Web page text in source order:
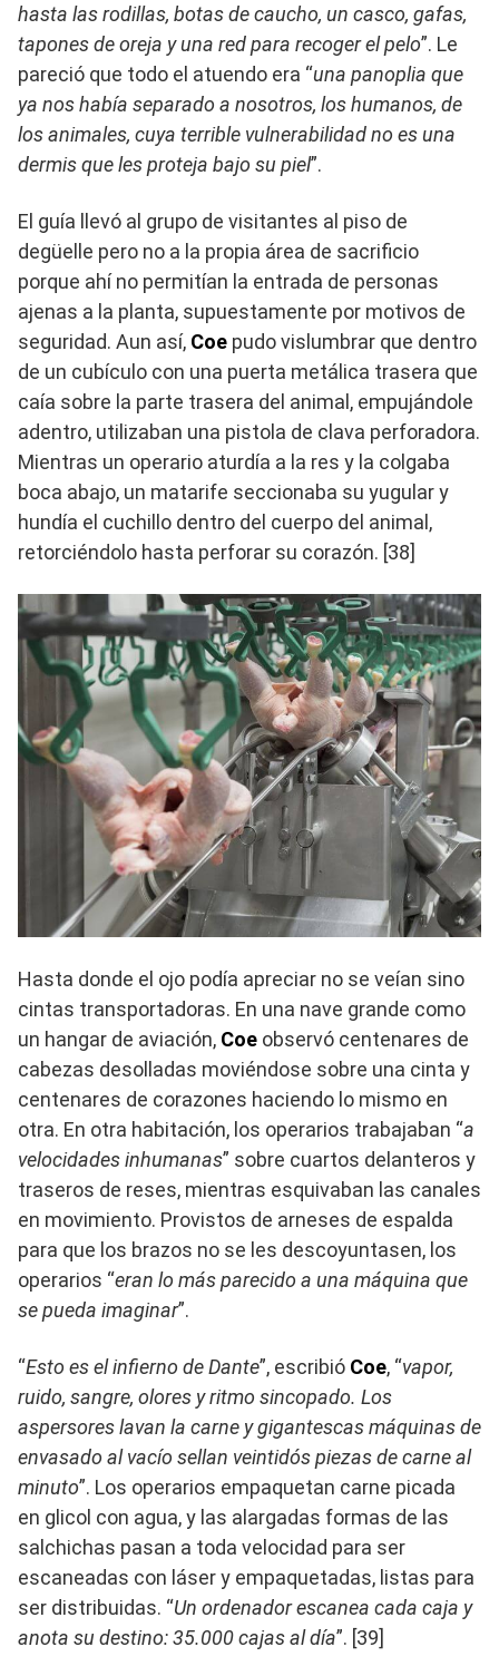
hasta las rodillas, botas de caucho, un casco, gafas,
tapones de oreja y una red para recoger el pelo”. Le
pareció que todo el atuendo era “una panoplia que
ya nos había separado a nosotros, los humanos, de
los animales, cuya terrible vulnerabilidad no es una
dermis que les proteja bajo su piel”.
El guía llevó al grupo de visitantes al piso de
degüelle pero no a la propia área de sacrificio
porque ahí no permitían la entrada de personas
ajenas a la planta, supuestamente por motivos de
seguridad. Aun así, Coe pudo vislumbrar que dentro
de un cubículo con una puerta metálica trasera que
caía sobre la parte trasera del animal, empujándole
adentro, utilizaban una pistola de clava perforadora.
Mientras un operario aturdía a la res y la colgaba
boca abajo, un matarife seccionaba su yugular y
hundía el cuchillo dentro del cuerpo del animal,
retorciéndolo hasta perforar su corazón. [38]
Hasta donde el ojo podía apreciar no se veían sino
cintas transportadoras. En una nave grande como
un hangar de aviación, Coe observó centenares de
cabezas desolladas moviéndose sobre una cinta y
centenares de corazones haciendo lo mismo en
otra. En otra habitación, los operarios trabajaban “a
velocidades inhumanas” sobre cuartos delanteros y
traseros de reses, mientras esquivaban las canales
en movimiento. Provistos de arneses de espalda
para que los brazos no se les descoyuntasen, los
operarios “eran lo más parecido a una máquina que
se pueda imaginar”.
“Esto es el infierno de Dante”, escribió Coe, “vapor,
ruido, sangre, olores y ritmo sincopado. Los
aspersores lavan la carne y gigantescas máquinas de
envasado al vacío sellan veintidós piezas de carne al
minuto”. Los operarios empaquetan carne picada
en glicol con agua, y las alargadas formas de las
salchichas pasan a toda velocidad para ser
escaneadas con láser y empaquetadas, listas para
ser distribuidas. “Un ordenador escanea cada caja y
anota su destino: 35.000 cajas al día”. [39]